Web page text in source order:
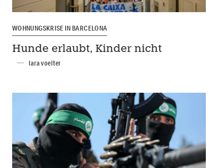
WOHNUNGSKRISE IN BARCELONA
Hunde erlaubt, Kinder nicht
lara voelter